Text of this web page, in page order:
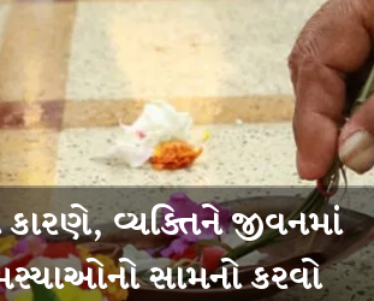
કારણે, વ્યક્તિને જીવનમાં
સામનો કરવો